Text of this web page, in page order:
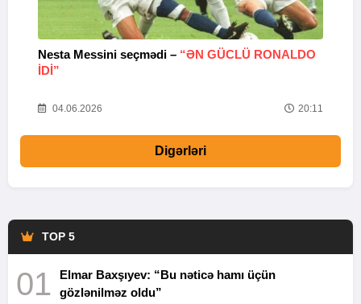
Nesta Messini seçmədi – “ƏN GÜCLÜ RONALDO
IDI”
04.06.2026 20:11
Digərləri
TOP 5
01
Elmar Baxşıyev: “Bu nəticə hamı üçün
gözlənilməz oldu”